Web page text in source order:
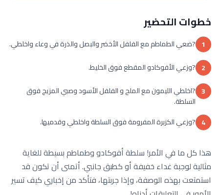
خطوات التحضير
1 ?ضعي الطماطم مع الفلفل الأخضر والبصل والذرة في وعاء واخلطي.
2 ?وزعي الأفوكادو المقطع فوق الخليط.
3 ?اخلطي الليمون مع الملح و الفلفل الأسود وصبي المزيج فوق
السلطة.
4 ?وزعي الكزبرة المفرومة فوق السلطة واخلطي وقدميها.
هذا كل ما في الأمر! سلطة أفوكادو وطماطم بسيطة للغاية
مثالية لوجبة غداء خفيفة أو كطبق جانبي. أتمنى أن تكون قد
استمتعت بهذه الوصفة، وإذا جربتها، فتأكد من إخباري كيف تسير